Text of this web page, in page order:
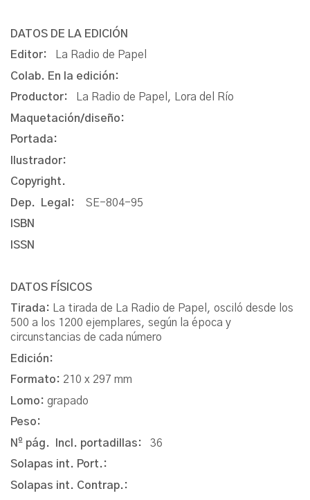
DATOS DE LA EDICIÓN
Editor:
La Radio de Papel
Colab. En la edición:
Productor:
La Radio de Papel, Lora del Río
Maquetación/diseño:
Portada:
Ilustrador:
Copyright.
Dep. Legal: SE-804-95
ISBN
ISSN
DATOS FÍSICOS
Tirada: La tirada de La Radio de Papel, osciló desde los
500 a los 1200 ejemplares, según la época y
circunstancias de cada número
Edición:
Formato: 210 x 297 mm
Lomo: grapado
Peso:
Nº pág. Incl. portadillas: 36
Solapas int. Port.:
Solapas int. Contrap.: